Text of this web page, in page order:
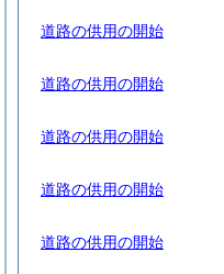
道路の供用の開始
道路の供用の開始
道路の供用の開始
道路の供用の開始
道路の供用の開始